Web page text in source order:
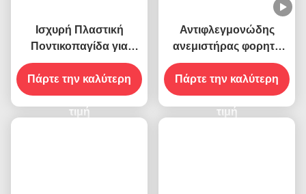
Ισχυρή Πλαστική
Ποντικοπαγίδα για
Ποντίκια και
Αρουραίους
Πάρτε την καλύτερη
τιμή
Αντιφλεγμονώδης
ανεμιστήρας φορητό
τραπέζι Κρατήστε τις
μύγες μακριά με μαλακά
μαχαίρια ABS υλικό
PET
Πάρτε την καλύτερη
τιμή